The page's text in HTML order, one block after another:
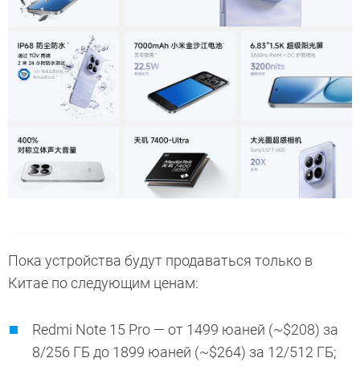
Пока устройства будут продаваться только в
Китае по следующим ценам:
Redmi Note 15 Pro — от 1499 юаней (~$208) за
8/256 ГБ до 1899 юаней (~$264) за 12/512 ГБ;